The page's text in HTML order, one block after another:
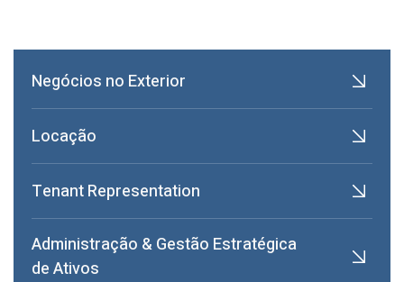
Negócios no Exterior
Locação
Tenant Representation
Administração & Gestão Estratégica
de Ativos